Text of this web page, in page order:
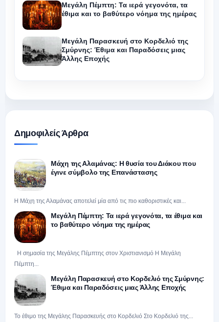
Μεγάλη Πέμπτη: Τα ιερά γεγονότα, τα
έθιμα και το βαθύτερο νόημα της ημέρας
Μεγάλη Παρασκευή στο Κορδελιό της
Σμύρνης: Έθιμα και Παραδόσεις μιας
Άλλης Εποχής
Δημοφιλείς Άρθρα
Μάχη της Αλαμάνας: Η θυσία του Διάκου που
έγινε σύμβολο της Επανάστασης
Η Μάχη της Αλαμάνας αποτελεί μία από τις πιο καθοριστικές και...
Μεγάλη Πέμπτη: Τα ιερά γεγονότα, τα έθιμα και
το βαθύτερο νόημα της ημέρας
Η σημασία της Μεγάλης Πέμπτης στον Χριστιανισμό Η Μεγάλη
Πέμπτη...
Μεγάλη Παρασκευή στο Κορδελιό της Σμύρνης:
Έθιμα και Παραδόσεις μιας Άλλης Εποχής
Το έθιμο της Μεγάλης Παρασκευής στο Κορδελιό Στο Κορδελιό της...